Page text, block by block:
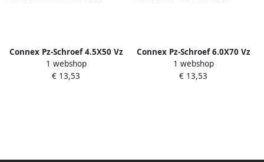
Connex Pz-Schroef 4.5X50 Vz
Emmer 300St B30111
1 webshop
€ 13,53
Connex Pz-Schroef 6.0X70 Vz
Emmer 120St B30113
1 webshop
€ 13,53